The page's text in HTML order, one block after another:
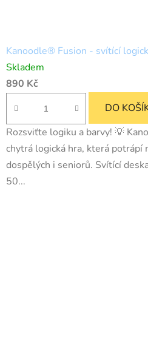
Kanoodle® Fusion - svítící
Skladem
890 Kč
DO
Rozsviťte logiku a barvy! 💡
chytrá logická hra, která potrápí
dospělých i seniorů. Svítící
50...